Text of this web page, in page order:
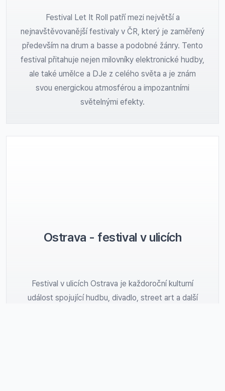
Festival Let It Roll patří mezi největší a
nejnavštěvovanější festivaly v ČR, který je zaměřený
především na drum a basse a podobné žánry. Tento
festival přitahuje nejen milovníky elektronické hudby,
ale také umělce a DJe z celého světa a je znám
svou energickou atmosférou a impozantními
světelnými efekty.
Ostrava - festival v ulicích
Festival v ulicích Ostrava je každoroční kulturní
událost spojující hudbu, divadlo, street art a další